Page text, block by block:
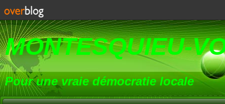
MONTESQUIEU-
Pour une vraie démocratie locale